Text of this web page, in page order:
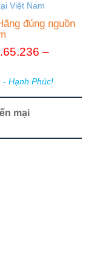
Việt Nam
đúng nguồn
–
- Hạnh Phúc!
mại